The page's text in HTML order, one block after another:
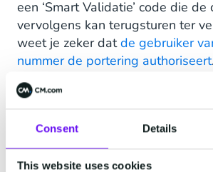
Consent Details
This website uses cookies
een ‘Smart Validatie’ code die de
vervolgens kan terugsturen ter
weet je zeker datde gebruiker
nummer de portering authoriseert
van de wensen van de
SMS zo op de meest geschikte
Voice API oplossing